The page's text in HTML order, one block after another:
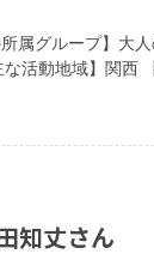
属グループ】大
活動地域】関西
田知丈さん